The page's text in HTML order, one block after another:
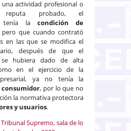
actividad profesional o
reputa probado, el
tenía la condición de
pero que cuando contrató
en las que se modifica el
después de que el
se hubiera dado de alta
en el ejercicio de la
ya no tenía la
, por lo que no
la normativa protectora
y usuarios.
Supremo, sala de lo